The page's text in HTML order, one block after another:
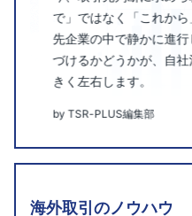
で」ではなく「これか
先企業の中で静かに進
づけるかどうかが、自
きく左右します。
by TSR-PLUS編集部
海外取引のノウハウ